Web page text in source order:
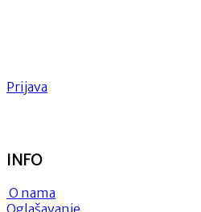
Prijava
INFO
O nama